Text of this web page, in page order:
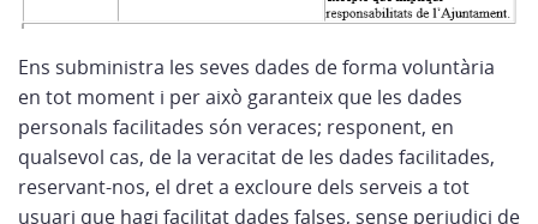
Ens subministra les seves dades de forma voluntària
en tot moment i per això garanteix que les dades
personals facilitades són veraces; responent, en
qualsevol cas, de la veracitat de les dades facilitades,
reservant-nos, el dret a excloure dels serveis a tot
usuari que hagi facilitat dades falses, sense perjudici de